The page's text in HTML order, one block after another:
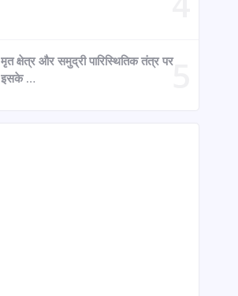
मृत क्षेत्र और समुद्री पारिस्थितिक तंत्र पर
इसके …